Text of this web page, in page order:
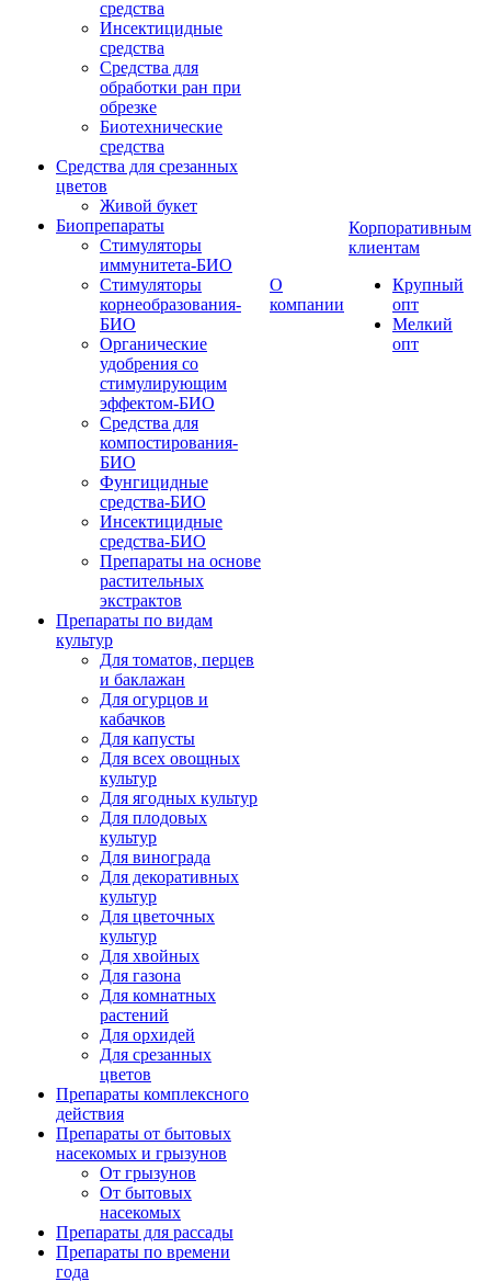
средства
Инсектицидные
средства
Средства для
обработки ран при
обрезке
Биотехнические
средства
Средства для срезанных
цветов
Живой букет
Биопрепараты
Стимуляторы
иммунитета-БИО
Стимуляторы
корнеобразования-
БИО
Органические
удобрения со
стимулирующим
эффектом-БИО
Средства для
компостирования-
БИО
Фунгицидные
средства-БИО
Инсектицидные
средства-БИО
Препараты на основе
растительных
экстрактов
Препараты по видам
культур
Для томатов, перцев
и баклажан
Для огурцов и
кабачков
Для капусты
Для всех овощных
культур
Для ягодных культур
Для плодовых
культур
Для винограда
Для декоративных
культур
Для цветочных
культур
Для хвойных
Для газона
Для комнатных
растений
Для орхидей
Для срезанных
цветов
Препараты комплексного
действия
Препараты от бытовых
насекомых и грызунов
От грызунов
От бытовых
насекомых
Препараты для рассады
Препараты по времени
года
О
компании
Корпоративным
клиентам
Крупный
опт
Мелкий
опт